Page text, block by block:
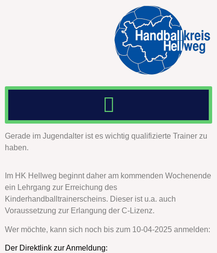
Gerade im Jugendalter ist es wichtig qualifizierte Trainer zu
haben.
Im HK Hellweg beginnt daher am kommenden Wochenende
ein Lehrgang zur Erreichung des
Kinderhandballtrainerscheins. Dieser ist u.a. auch
Voraussetzung zur Erlangung der C-Lizenz.
Wer möchte, kann sich noch bis zum 10-04-2025 anmelden:
Der Direktlink zur Anmeldung: